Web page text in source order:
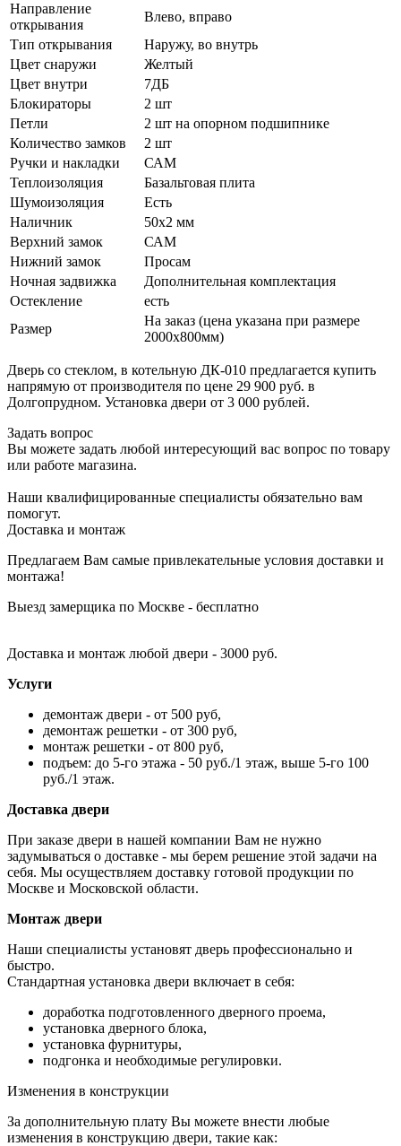
Направление
открывания
Влево, вправо
Тип открывания
Наружу, во внутрь
Цвет снаружи
Желтый
Цвет внутри
7ДБ
Блокираторы
2 шт
Петли
2 шт на опорном подшипнике
Количество замков
2 шт
Ручки и накладки
САМ
Теплоизоляция
Базальтовая плита
Шумоизоляция
Есть
Наличник
50х2 мм
Верхний замок
САМ
Нижний замок
Просам
Ночная задвижка
Дополнительная комплектация
Остекление
есть
Размер
На заказ (цена указана при размере
2000х800мм)
Дверь со стеклом, в котельную ДК-010 предлагается купить
напрямую от производителя по цене 29 900 руб. в
Долгопрудном. Установка двери от 3 000 рублей.
Задать вопрос
Вы можете задать любой интересующий вас вопрос по товару
или работе магазина.
Наши квалифицированные специалисты обязательно вам
помогут.
Доставка и монтаж
Предлагаем Вам самые привлекательные условия доставки и
монтажа!
Выезд замерщика по Москве - бесплатно
Доставка и монтаж любой двери - 3000 руб.
Услуги
демонтаж двери - от 500 руб,
демонтаж решетки - от 300 руб,
монтаж решетки - от 800 руб,
подъем: до 5-го этажа - 50 руб./1 этаж, выше 5-го 100
руб./1 этаж.
Доставка двери
При заказе двери в нашей компании Вам не нужно
задумываться о доставке - мы берем решение этой задачи на
себя. Мы осуществляем доставку готовой продукции по
Москве и Московской области.
Монтаж двери
Наши специалисты установят дверь профессионально и
быстро.
Стандартная установка двери включает в себя:
доработка подготовленного дверного проема,
установка дверного блока,
установка фурнитуры,
подгонка и необходимые регулировки.
Изменения в конструкции
За дополнительную плату Вы можете внести любые
изменения в конструкцию двери, такие как: